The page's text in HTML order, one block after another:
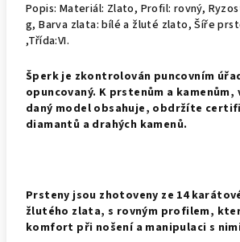
Popis: Materiál: Zlato, Profil: rovný,
g, Barva zlata: bílé a žluté zlato, Šíře
,Třída:VI.
Šperk je zkontrolován puncovním
opuncovaný. K prstenům a kamenům,
daný model obsahuje, obdržíte
diamantů a drahých kamenů.
Prsteny jsou zhotoveny ze 14
žlutého zlata, s rovným profilem,
komfort při nošení a manipulaci s